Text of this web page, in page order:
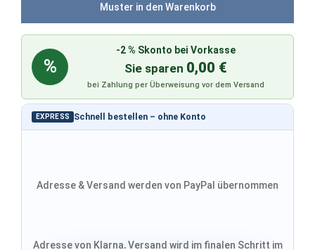
EXPRESS Schnell bestellen – ohne Konto
Adresse & Versand werden von PayPal übernommen
Adresse von Klarna, Versand wird im finalen Schritt im
%
-2 % Skonto bei Vorkasse
Sie sparen 0,00 €
bei Zahlung per Überweisung vor dem Versand
Muster in den Warenkorb